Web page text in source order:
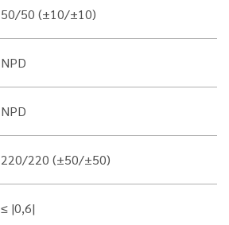
50/50 (±10/±10)
NPD
NPD
220/220 (±50/±50)
≤ |0,6|